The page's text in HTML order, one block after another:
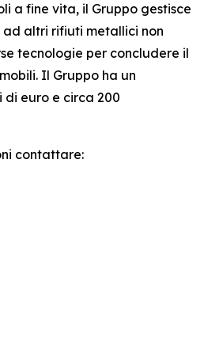
a fine vita, il Gruppo gestisce
altri rifiuti metallici non
tecnologie per concludere il
Il Gruppo ha un
euro e circa 200
contattare: